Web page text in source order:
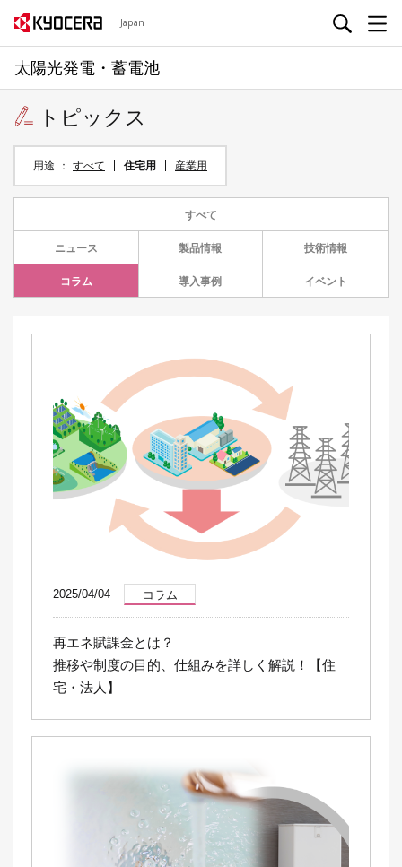
Japan
太陽光発電・蓄電池
トピックス
用途 すべて 住宅用 産業用
すべて
ニュース 製品情報 技術情報
コラム 導入事例 イベント
2025/04/04 コラム
再エネ賦課金とは？
推移や制度の目的、仕組みを詳しく解説！【住
宅・法人】